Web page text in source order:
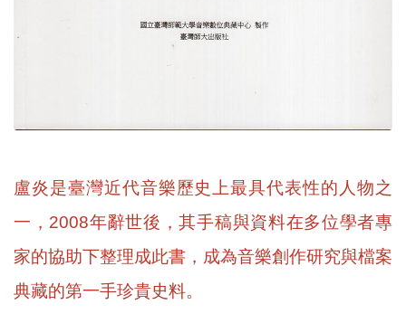
盧炎是臺灣近代音樂歷史上最具代表性的人物之
一，2008年辭世後，其手稿與資料在多位學者專
家的協助下整理成此書，成為音樂創作研究與檔案
典藏的第一手珍貴史料。